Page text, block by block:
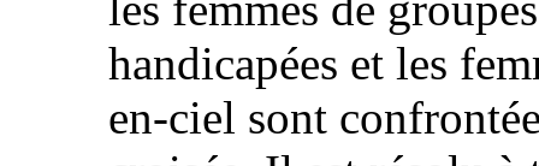
handicapées et les
en-ciel sont